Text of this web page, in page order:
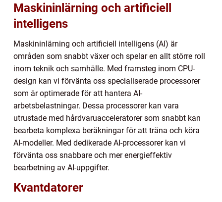
Maskininlärning och artificiell
intelligens
Maskininlärning och artificiell intelligens (AI) är
områden som snabbt växer och spelar en allt större roll
inom teknik och samhälle. Med framsteg inom CPU-
design kan vi förvänta oss specialiserade processorer
som är optimerade för att hantera AI-
arbetsbelastningar. Dessa processorer kan vara
utrustade med hårdvaruacceleratorer som snabbt kan
bearbeta komplexa beräkningar för att träna och köra
AI-modeller. Med dedikerade AI-processorer kan vi
förvänta oss snabbare och mer energieffektiv
bearbetning av AI-uppgifter.
Kvantdatorer